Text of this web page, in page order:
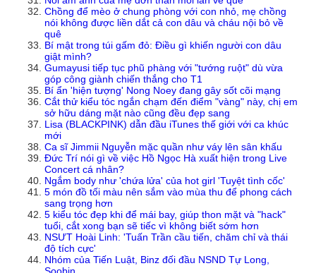
Chồng để mèo ở chung phòng với con nhỏ, mẹ chồng
nói không được liền dắt cả con dâu và cháu nội bỏ về
quê
Bí mật trong túi gấm đỏ: Điều gì khiến người con dâu
giật mình?
Gumayusi tiếp tục phũ phàng với "tướng ruột" dù vừa
góp công giành chiến thắng cho T1
Bí ẩn 'hiện tượng' Nong Noey đang gây sốt cõi mạng
Cắt thử kiểu tóc ngắn chạm đến điểm "vàng" này, chị em
sở hữu dáng mặt nào cũng đều đẹp sang
Lisa (BLACKPINK) dẫn đầu iTunes thế giới với ca khúc
mới
Ca sĩ Jimmii Nguyễn mặc quần như váy lên sân khấu
Đức Trí nói gì về việc Hồ Ngọc Hà xuất hiện trong Live
Concert cá nhân?
Ngắm body như 'chứa lửa' của hot girl 'Tuyệt tình cốc'
5 món đồ tối màu nên sắm vào mùa thu để phong cách
sang trọng hơn
5 kiểu tóc đẹp khi để mái bay, giúp thon mặt và "hack"
tuổi, cắt xong bạn sẽ tiếc vì không biết sớm hơn
NSƯT Hoài Linh: 'Tuấn Trần cầu tiến, chăm chỉ và thái
độ tích cực'
Nhóm của Tiến Luật, Binz đối đầu NSND Tự Long,